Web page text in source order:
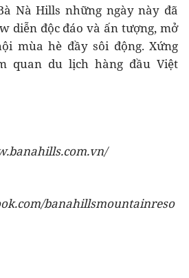
Nà Hills những ngày này đã
diễn độc đáo và ấn tượng, mở
mùa hè đầy sôi động. Xứng
quan du lịch hàng đầu Việt
banahillsmountainreso